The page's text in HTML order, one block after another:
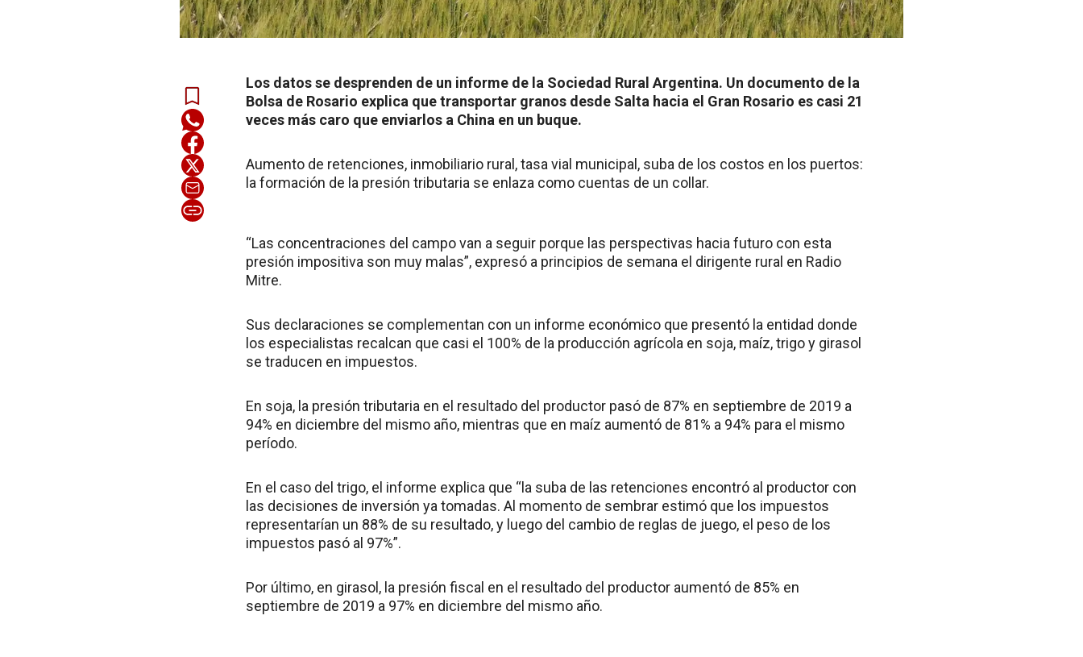
Los datos se desprenden de un informe de la Sociedad Rural Argentina. Un documento de la
Bolsa de Rosario explica que transportar granos desde Salta hacia el Gran Rosario es casi 21
veces más caro que enviarlos a China en un buque.
Aumento de retenciones, inmobiliario rural, tasa vial municipal, suba de los costos en los puertos:
la formación de la presión tributaria se enlaza como cuentas de un collar.
“Las concentraciones del campo van a seguir porque las perspectivas hacia futuro con esta
presión impositiva son muy malas”, expresó a principios de semana el dirigente rural en Radio
Mitre.
Sus declaraciones se complementan con un informe económico que presentó la entidad donde
los especialistas recalcan que casi el 100% de la producción agrícola en soja, maíz, trigo y girasol
se traducen en impuestos.
En soja, la presión tributaria en el resultado del productor pasó de 87% en septiembre de 2019 a
94% en diciembre del mismo año, mientras que en maíz aumentó de 81% a 94% para el mismo
período.
En el caso del trigo, el informe explica que “la suba de las retenciones encontró al productor con
las decisiones de inversión ya tomadas. Al momento de sembrar estimó que los impuestos
representarían un 88% de su resultado, y luego del cambio de reglas de juego, el peso de los
impuestos pasó al 97%”.
Por último, en girasol, la presión fiscal en el resultado del productor aumentó de 85% en
septiembre de 2019 a 97% en diciembre del mismo año.